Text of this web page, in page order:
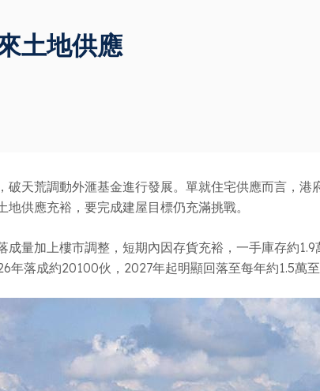
土地供應
破天荒調動外滙基金進行發展。單就住宅供應而言，
地供應充裕，要完成建屋目標仍充滿挑戰。
成量加上樓市調整，短期內因存貨充裕，一手庫存約
年落成約20100伙，2027年起明顯回落至每年約1.5萬至